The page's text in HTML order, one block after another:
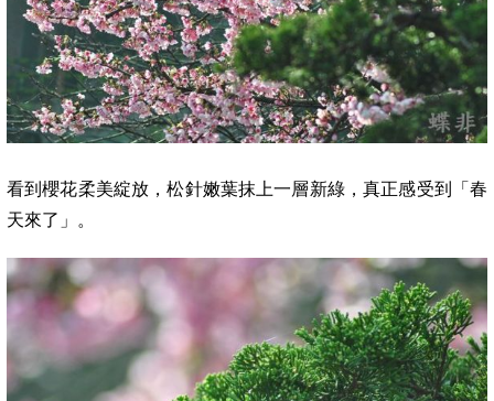
看到櫻花柔美綻放，松針嫩葉抹上一層新綠，真正感受到「春
天來了」。